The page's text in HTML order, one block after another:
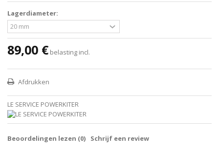
Lagerdiameter:
89,00 € belasting incl.
Afdrukken
LE SERVICE POWERKITER
Beoordelingen lezen (0) Schrijf een review